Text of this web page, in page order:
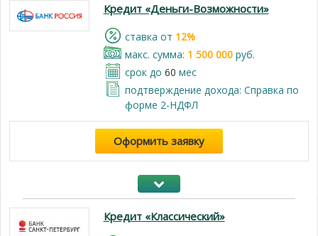
Кредит «Деньги-Возможности»
cтавка от 12%
макс. сумма: 1 500 000руб.
срок до 60 мес
подтверждение дохода: Справка по
форме 2-НДФЛ
Оформить заявку
Кредит «Классический»